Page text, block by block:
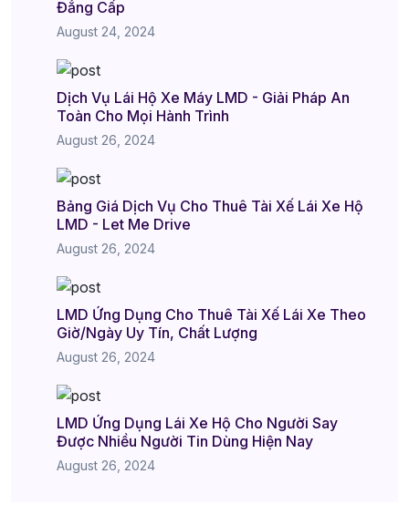
Đẳng Cấp
August 24, 2024
Dịch Vụ Lái Hộ Xe Máy LMD - Giải Pháp An
Toàn Cho Mọi Hành Trình
August 26, 2024
Bảng Giá Dịch Vụ Cho Thuê Tài Xế Lái Xe Hộ
LMD - Let Me Drive
August 26, 2024
LMD Ứng Dụng Cho Thuê Tài Xế Lái Xe Theo
Giờ/Ngày Uy Tín, Chất Lượng
August 26, 2024
LMD Ứng Dụng Lái Xe Hộ Cho Người Say
Được Nhiều Người Tin Dùng Hiện Nay
August 26, 2024